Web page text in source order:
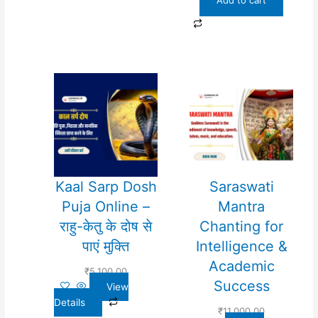
Kaal Sarp Dosh
Puja Online –
राहु-केतु के दोष से
पाएं मुक्ति
₹5,100.00
View
Details
Saraswati
Mantra
Chanting for
Intelligence &
Academic
Success
₹11,000.00